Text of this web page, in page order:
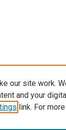
our site work.
and your
link. For